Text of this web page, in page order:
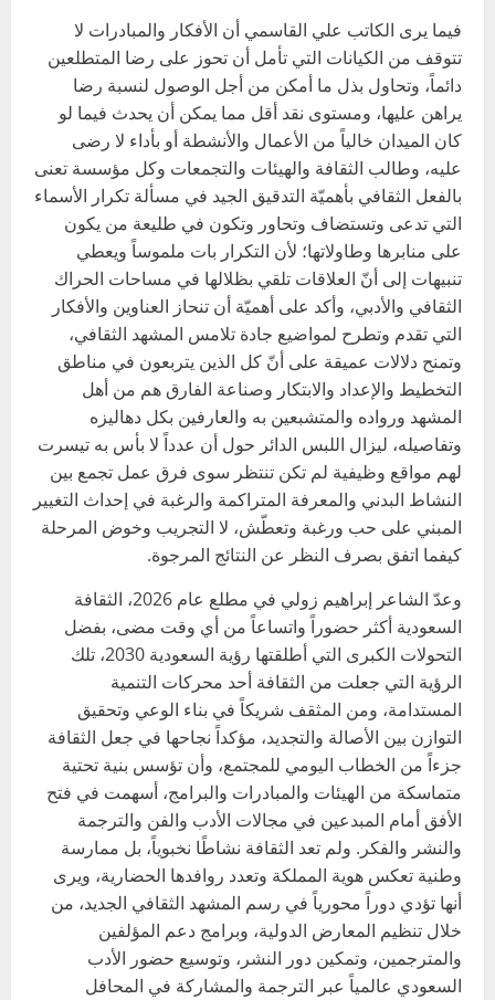
فيما يرى الكاتب علي القاسمي أن الأفكار والمبادرات لا
تتوقف من الكيانات التي تأمل أن تحوز على رضا المتطلعين
دائماً، وتحاول بذل ما أمكن من أجل الوصول لنسبة رضا
يراهن عليها، ومستوى نقد أقل مما يمكن أن يحدث فيما لو
كان الميدان خالياً من الأعمال والأنشطة أو بأداء لا رضى
عليه، وطالب الثقافة والهيئات والتجمعات وكل مؤسسة تعنى
بالفعل الثقافي بأهميّة التدقيق الجيد في مسألة تكرار الأسماء
التي تدعى وتستضاف وتحاور وتكون في طليعة من يكون
على منابرها وطاولاتها؛ لأن التكرار بات ملموساً ويعطي
تنبيهات إلى أنّ العلاقات تلقي بظلالها في مساحات الحراك
الثقافي والأدبي، وأكد على أهميّة أن تنحاز العناوين والأفكار
التي تقدم وتطرح لمواضيع جادة تلامس المشهد الثقافي،
وتمنح دلالات عميقة على أنّ كل الذين يتربعون في مناطق
التخطيط والإعداد والابتكار وصناعة الفارق هم من أهل
المشهد ورواده والمتشبعين به والعارفين بكل دهاليزه
وتفاصيله، ليزال اللبس الدائر حول أن عدداً لا بأس به تيسرت
لهم مواقع وظيفية لم تكن تنتظر سوى فرق عمل تجمع بين
النشاط البدني والمعرفة المتراكمة والرغبة في إحداث التغيير
المبني على حب ورغبة وتعطّش، لا التجريب وخوض المرحلة
كيفما اتفق بصرف النظر عن النتائج المرجوة.
وعدّ الشاعر إبراهيم زولي في مطلع عام 2026، الثقافة
السعودية أكثر حضوراً واتساعاً من أي وقت مضى، بفضل
التحولات الكبرى التي أطلقتها رؤية السعودية 2030، تلك
الرؤية التي جعلت من الثقافة أحد محركات التنمية
المستدامة، ومن المثقف شريكاً في بناء الوعي وتحقيق
التوازن بين الأصالة والتجديد، مؤكداً نجاحها في جعل الثقافة
جزءاً من الخطاب اليومي للمجتمع، وأن تؤسس بنية تحتية
متماسكة من الهيئات والمبادرات والبرامج، أسهمت في فتح
الأفق أمام المبدعين في مجالات الأدب والفن والترجمة
والنشر والفكر. ولم تعد الثقافة نشاطًا نخبوياً، بل ممارسة
وطنية تعكس هوية المملكة وتعدد روافدها الحضارية، ويرى
أنها تؤدي دوراً محورياً في رسم المشهد الثقافي الجديد، من
خلال تنظيم المعارض الدولية، وبرامج دعم المؤلفين
والمترجمين، وتمكين دور النشر، وتوسيع حضور الأدب
السعودي عالمياً عبر الترجمة والمشاركة في المحافل